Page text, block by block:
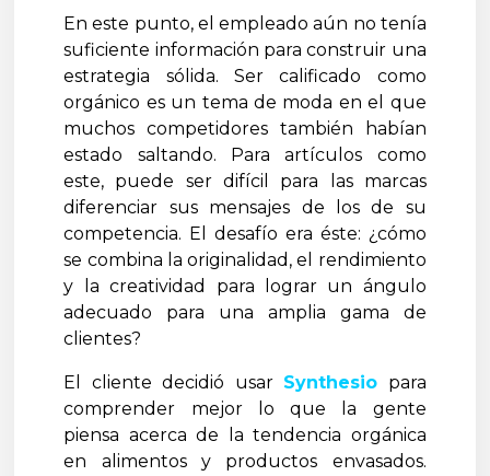
En este punto, el empleado aún no tenía
suficiente información para construir una
estrategia sólida. Ser calificado como
orgánico es un tema de moda en el que
muchos competidores también habían
estado saltando. Para artículos como
este, puede ser difícil para las marcas
diferenciar sus mensajes de los de su
competencia. El desafío era éste: ¿cómo
se combina la originalidad, el rendimiento
y la creatividad para lograr un ángulo
adecuado para una amplia gama de
clientes?
El cliente decidió usar Synthesio para
comprender mejor lo que la gente
piensa acerca de la tendencia orgánica
en alimentos y productos envasados.